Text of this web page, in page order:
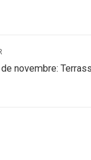
novembre: